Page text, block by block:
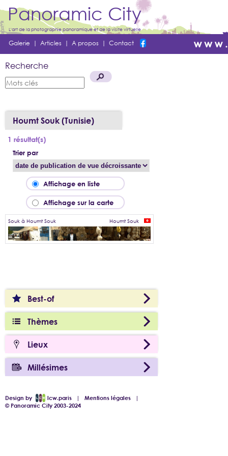
Panoramic City
L'art de la photographie panoramique et de la visite virtuelle
Galerie | Articles | A propos | Contact
Recherche
Best-of
Thèmes
Lieux
Millésimes
Houmt Souk (Tunisie)
1 résultat(s)
Trier par
Affichage en liste
Affichage sur la carte
Souk à Houmt Souk Houmt Souk
Design by lcw.paris |Mentions légales |
© Panoramic City 2003-2024